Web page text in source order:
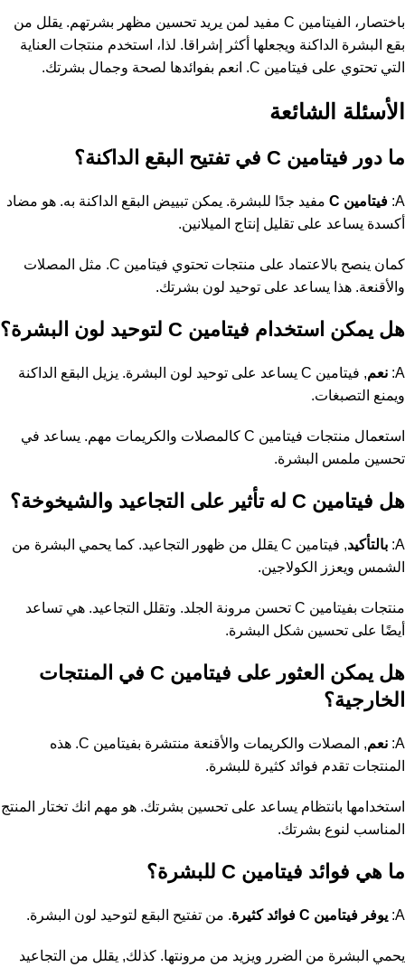
باختصار، الفيتامين C مفيد لمن يريد تحسين مظهر بشرتهم. يقلل من
بقع البشرة الداكنة ويجعلها أكثر إشراقا. لذا، استخدم منتجات العناية
التي تحتوي على فيتامين C. انعم بفوائدها لصحة وجمال بشرتك.
الأسئلة الشائعة
ما دور فيتامين C في تفتيح البقع الداكنة؟
A: فيتامين C
مفيد جدًا للبشرة. يمكن تبييض البقع الداكنة به. هو مضاد
أكسدة يساعد على تقليل إنتاج الميلانين.
كمان ينصح بالاعتماد على منتجات تحتوي فيتامين C. مثل المصلات
والأقنعة. هذا يساعد على توحيد لون بشرتك.
هل يمكن استخدام فيتامين C لتوحيد لون البشرة؟
A: نعم
, فيتامين C يساعد على توحيد لون البشرة. يزيل البقع الداكنة
ويمنع التصبغات.
استعمال منتجات فيتامين C كالمصلات والكريمات مهم. يساعد في
تحسين ملمس البشرة.
هل فيتامين C له تأثير على التجاعيد والشيخوخة؟
A: بالتأكيد
, فيتامين C يقلل من ظهور التجاعيد. كما يحمي البشرة من
الشمس ويعزز الكولاجين.
منتجات بفيتامين C تحسن مرونة الجلد. وتقلل التجاعيد. هي تساعد
أيضًا على تحسين شكل البشرة.
هل يمكن العثور على فيتامين C في المنتجات
الخارجية؟
A: نعم
, المصلات والكريمات والأقنعة منتشرة بفيتامين C. هذه
المنتجات تقدم فوائد كثيرة للبشرة.
استخدامها بانتظام يساعد على تحسين بشرتك. هو مهم انك تختار المنتج
المناسب لنوع بشرتك.
ما هي فوائد فيتامين C للبشرة؟
A: يوفر فيتامين C فوائد كثيرة . من تفتيح البقع لتوحيد لون البشرة.
يحمي البشرة من الضرر ويزيد من مرونتها. كذلك, يقلل من التجاعيد